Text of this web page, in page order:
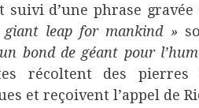
suivi d’une phrase
giant leap for mankind »
bond de géant pour
récoltent des
et reçoivent l’appel de